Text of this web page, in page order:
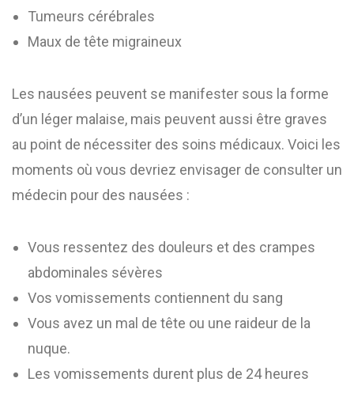
Tumeurs cérébrales
Maux de tête migraineux
Les nausées peuvent se manifester sous la forme
d’un léger malaise, mais peuvent aussi être graves
au point de nécessiter des soins médicaux. Voici les
moments où vous devriez envisager de consulter un
médecin pour des nausées :
Vous ressentez des douleurs et des crampes
abdominales sévères
Vos vomissements contiennent du sang
Vous avez un mal de tête ou une raideur de la
nuque.
Les vomissements durent plus de 24 heures